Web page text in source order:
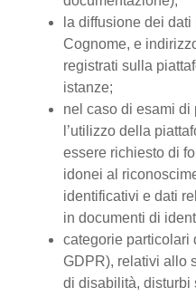
la diffusione dei
Cognome, e
registrati sulla
istanze;
nel caso di esami di
l’utilizzo della
essere richiesto di
idonei al
identificativi e dati
in documenti di
categorie particolari
GDPR), relativi allo
di disabilità, disturbi